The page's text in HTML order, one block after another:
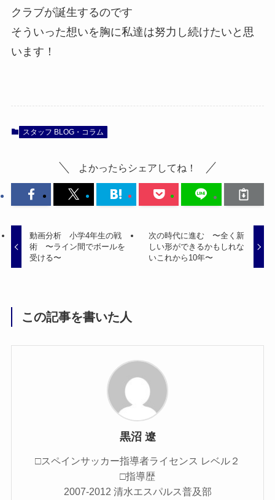
クラブが誕生するのです
そういった想いを胸に私達は努力し続けたいと思
います！
スタッフ BLOG・コラム
よかったらシェアしてね！
動画分析 小学4年生の戦
術 〜ライン間でボールを
受ける〜
次の時代に進む 〜全く新
しい形ができるかもしれな
いこれから10年〜
この記事を書いた人
黒沼 遼
□スペインサッカー指導者ライセンス レベル２
□指導歴
2007-2012 清水エスパルス普及部